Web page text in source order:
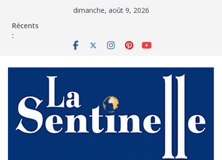
dimanche, août 9, 2026
Récents
: